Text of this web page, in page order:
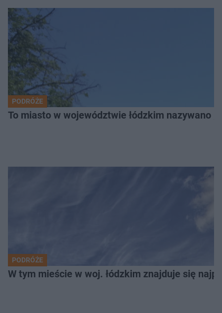
PODRÓŻE
To miasto w województwie łódzkim nazywano
PODRÓŻE
W tym mieście w woj. łódzkim znajduje się